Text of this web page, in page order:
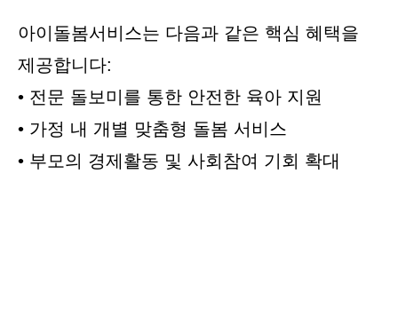
아이돌봄서비스는 다음과 같은 핵심 혜택을
제공합니다:
• 전문 돌보미를 통한 안전한 육아 지원
• 가정 내 개별 맞춤형 돌봄 서비스
• 부모의 경제활동 및 사회참여 기회 확대